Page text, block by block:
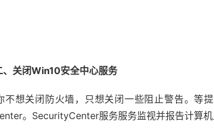
关闭Win10安全中心服务
关闭防火墙，只想关闭一些阻止警告。等提
。SecurityCenter服务服务监视并报告计算机